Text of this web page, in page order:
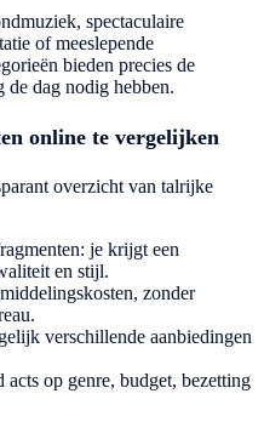
spectaculaire
of meeslepende
bieden precies de
de dag nodig hebben.
online te vergelijken
overzicht van talrijke
je krijgt een
en stijl.
zonder
verschillende aanbiedingen
op genre, budget, bezetting